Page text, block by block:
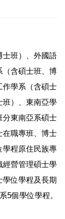
士班）、外國語
（含碩士班、博
作學系（含碩士
班）、東南亞學
分東南亞系碩士
在職專班、博士
學程原住民族專
經營管理碩士學
位學程及長期
5個學位學程。